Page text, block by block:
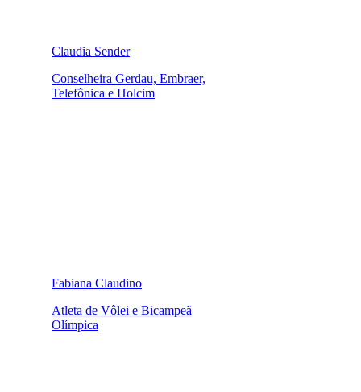
Claudia Sender
Conselheira Gerdau, Embraer,
Telefônica e Holcim
Fabiana Claudino
Atleta de Vôlei e Bicampeã
Olímpica